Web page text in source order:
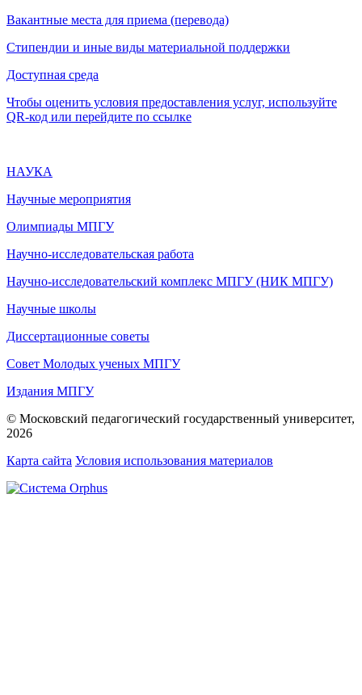
Вакантные места для приема (перевода)
Стипендии и иные виды материальной поддержки
Доступная среда
Чтобы оценить условия предоставления услуг, используйте
QR-код или перейдите по ссылке
НАУКА
Научные мероприятия
Олимпиады МПГУ
Научно-исследовательская работа
Научно-исследовательский комплекс МПГУ (НИК МПГУ)
Научные школы
Диссертационные советы
Совет Молодых ученых МПГУ
Издания МПГУ
© Московский педагогический государственный университет,
2026
Карта сайта Условия использования материалов